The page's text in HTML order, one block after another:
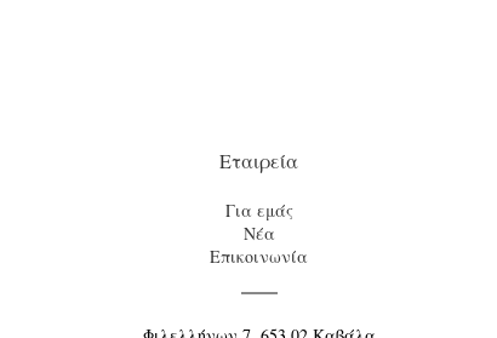
Εταιρεία
Για εμάς
Νέα
Επικοινωνία